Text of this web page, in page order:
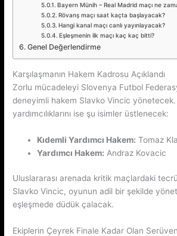
Bayern Münih – Real Madrid maçı ne
Rövanş maçı saat kaçta başlayacak?
Hangi kanal maçı canlı yayınlayacak?
Eşleşmenin ilk maçı kaç kaç bitti?
Genel Değerlendirme
Karşılaşmanın Hakem Kadrosu Açıklandı
Zorlu mücadeleyi Slovenya Futbol
deneyimli hakem Slavko Vincic yönetecek.
yardımcılıklarını ise şu isimler üstlenecek:
Kıdemli Yardımcı Hakem: Tomaz
Yardımcı Hakem: Andraz Kovacic
Uluslararası arenada kritik maçlardaki
Slavko Vincic, oyunun adil bir şekilde
eşleşmede düdük çalacak.
Ekiplerin Çeyrek Finale Kadar Olan